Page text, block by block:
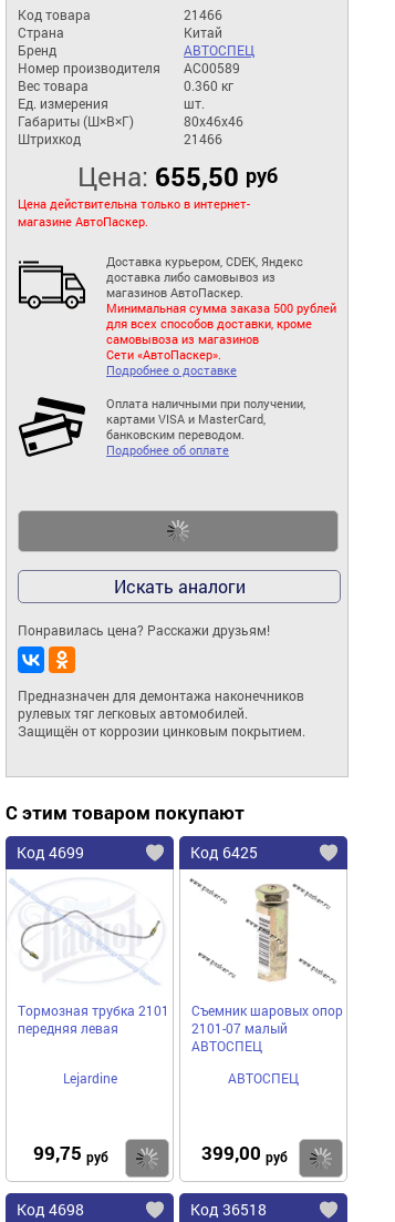
Код товара
21466
Страна
Китай
Бренд
АВТОСПЕЦ
Номер производителя
АС00589
Вес товара
0.360 кг
Ед. измерения
шт.
Габариты (Ш×В×Г)
80x46x46
Штрихкод
21466
Цена: 655,50 руб
Цена действительна только в интернет-
магазине АвтоПаскер.
Доставка курьером, CDEK, Яндекс
доставка либо самовывоз из
магазинов АвтоПаскер.
Минимальная сумма заказа 500 рублей
для всех способов доставки, кроме
самовывоза из магазинов
Сети «АвтоПаскер».
Подробнее о доставке
Оплата наличными при получении,
картами VISA и MasterCard,
банковским переводом.
Подробнее об оплате
Искать аналоги
Понравилась цена? Расскажи друзьям!
Предназначен для демонтажа наконечников
рулевых тяг легковых автомобилей.
Защищён от коррозии цинковым покрытием.
С этим товаром покупают
Код 4699
Тормозная трубка 2101
передняя левая
Lejardine
99,75 руб Купить
Код 6425
Съемник шаровых опор
2101-07 малый
АВТОСПЕЦ
АВТОСПЕЦ
399,00 руб
Код 4698 Код 36518